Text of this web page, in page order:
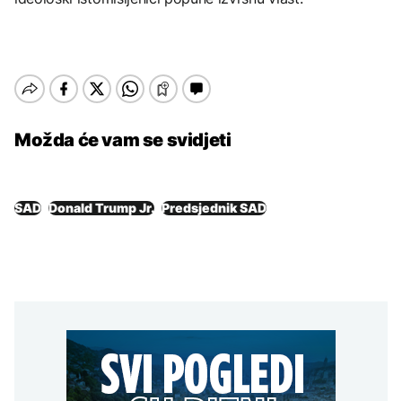
Možda će vam se svidjeti
SAD Donald Trump Jr. Predsjednik SAD